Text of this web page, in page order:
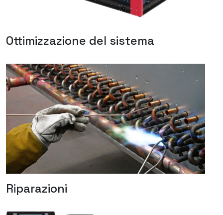
Ottimizzazione del sistema
Riparazioni